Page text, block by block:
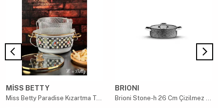
MİSS BETTY
Miss Betty Paradise Kızartma Tencere 22cm
BRIONI
Brioni Stone-h 26 Cm Çizilmez Yanmaz Yapışmaz Indüksiyon Basık Tencere